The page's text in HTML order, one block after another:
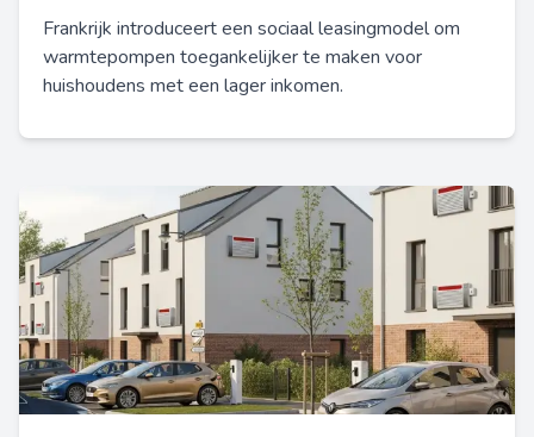
Frankrijk introduceert een sociaal leasingmodel om
warmtepompen toegankelijker te maken voor
huishoudens met een lager inkomen.